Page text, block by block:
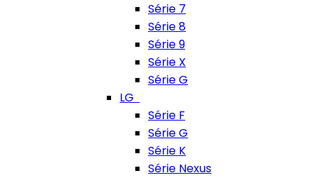
Série 7
Série 8
Série 9
Série X
Série G
LG
Série F
Série G
Série K
Série Nexus